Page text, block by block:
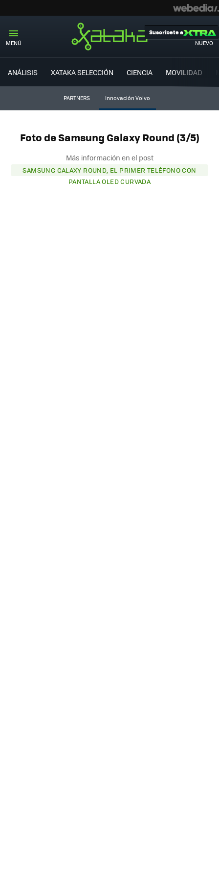
MENÚ NUEVO
Suscríbete a
ANÁLISIS XATAKA SELECCIÓN CIENCIA MOVILIDAD
PARTNERS Innovación Volvo
Foto de Samsung Galaxy Round (3/5)
Más información en el post
SAMSUNG GALAXY ROUND, EL PRIMER TELÉFONO CON
PANTALLA OLED CURVADA